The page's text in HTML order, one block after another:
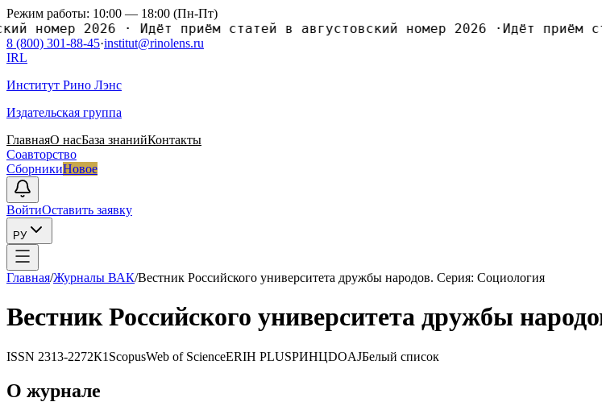
Режим работы: 10:00 — 18:00 (Пн-Пт)
номер 2026· Идёт приём статей в августовский номер 2026·Идёт приём
8 (800) 301-88-45·institut@rinolens.ru
IRL
Институт Рино Лэнс
Издательская группа
ГлавнаяО насБаза знанийКонтакты
Соавторство
СборникиНовое
ВойтиОставить заявку
РУ
Главная/Журналы ВАК/Вестник Российского университета дружбы народов. Серия: Социология
Вестник Российского университета дружбы
ISSN 2313-2272К1 ScopusWeb of ScienceERIH PLUSРИНЦDOAJБелый список
О журнале